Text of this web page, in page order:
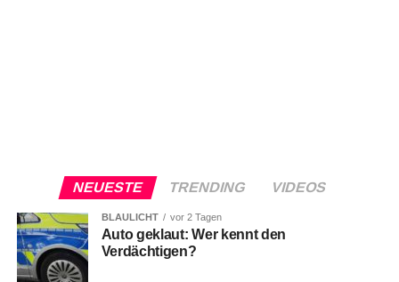
NEUESTE TRENDING VIDEOS
BLAULICHT vor 2 Tagen
Auto geklaut: Wer kennt den
Verdächtigen?